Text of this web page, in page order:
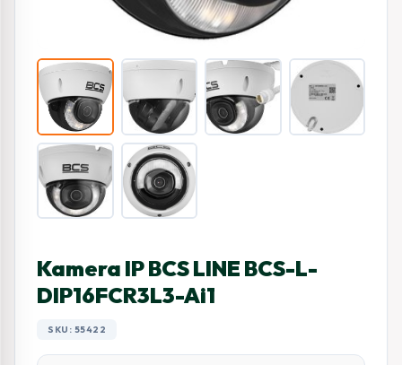
Kamera IP BCS LINE BCS-L-
DIP16FCR3L3-Ai1
SKU: 55422